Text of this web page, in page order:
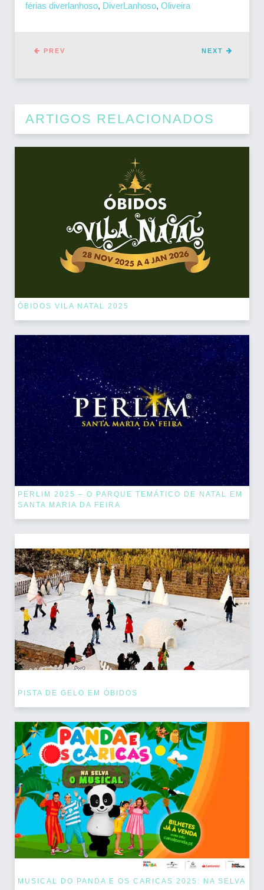
férias diverlanhoso, DiverLanhoso, Oliveira
NEXT
PREV
ARTIGOS RELACIONADOS
ÓBIDOS VILA NATAL 2025
PERLIM 2025 – O PARQUE TEMÁTICO DE NATAL EM
SANTA MARIA DA FEIRA
PISTA DE GELO EM ÓBIDOS
MUSICAL DO PANDA E OS CARICAS 2025: NA SELVA